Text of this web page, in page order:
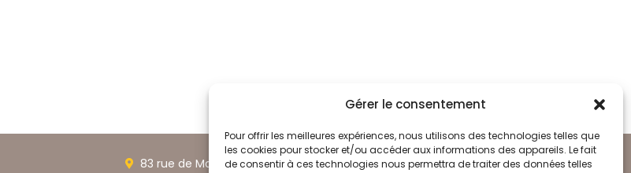
Gérer le consentement
Pour offrir les meilleures expériences, nous utilisons des technologies telles que
les cookies pour stocker et/ou accéder aux informations des appareils. Le fait
de consentir à ces technologies nous permettra de traiter des données telles
 83 rue de Marseille, 69007 Lyon Suivez-nous sur LinkedIn !